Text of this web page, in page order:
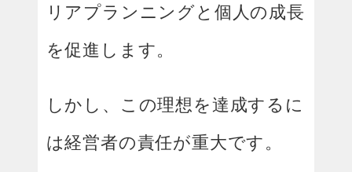
リアプランニングと個人の成長
を促進します。
しかし、この理想を達成するに
は経営者の責任が重大です。